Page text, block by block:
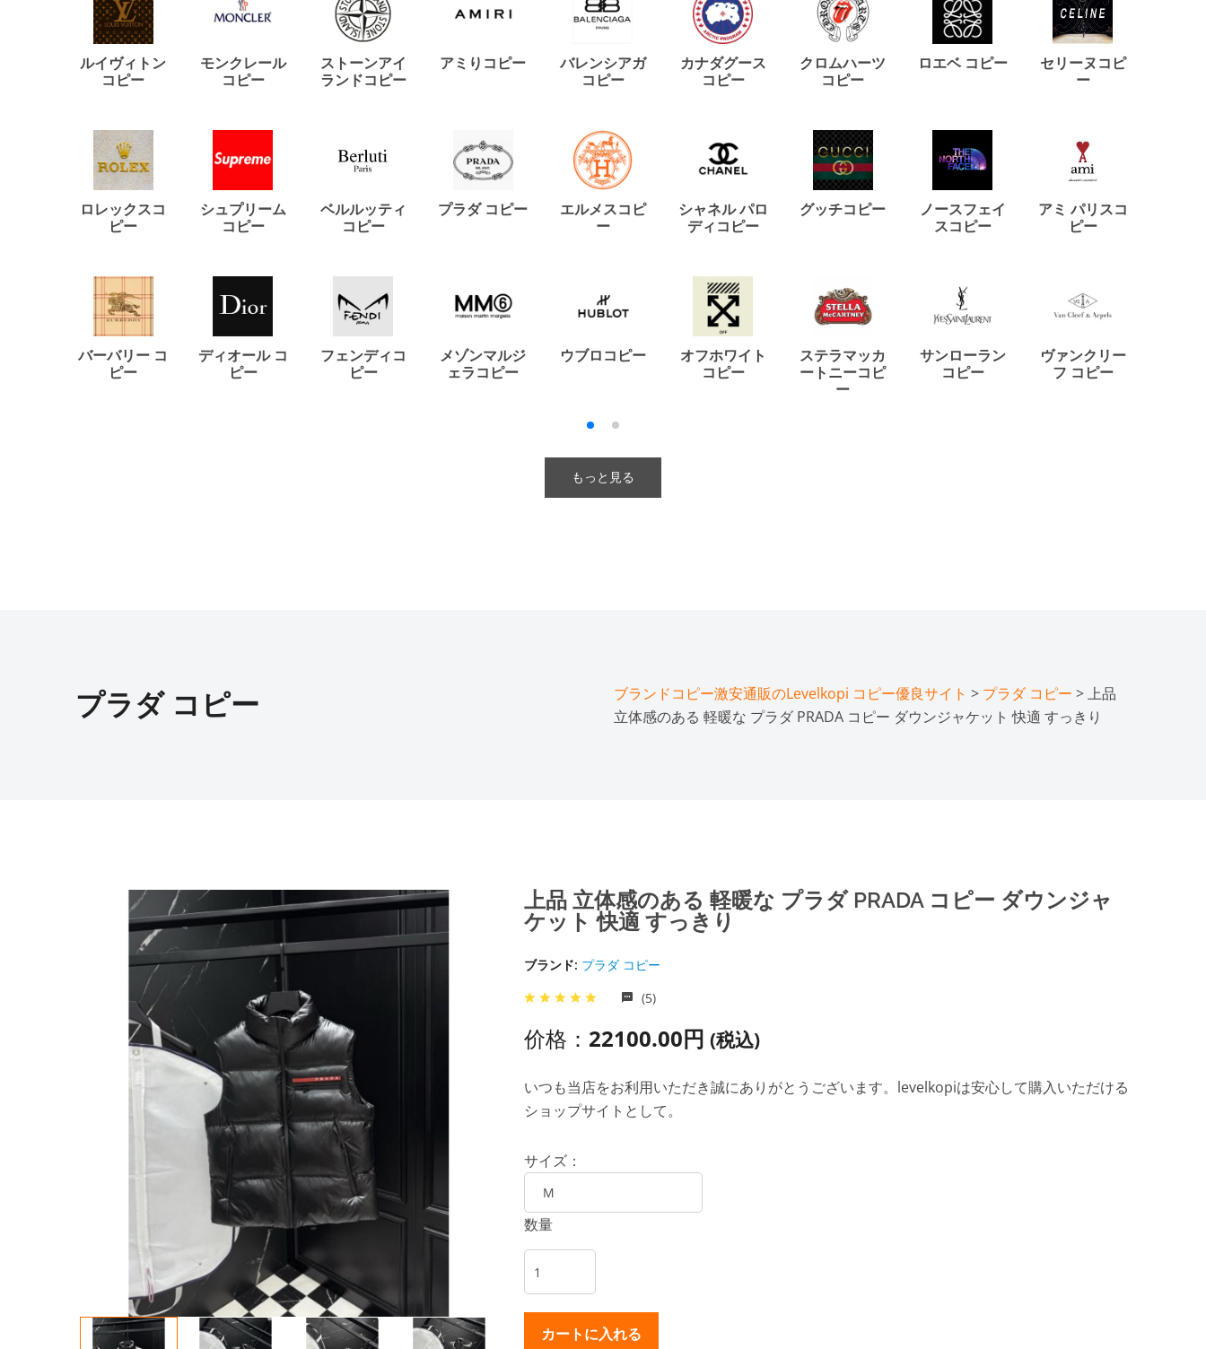
ルイヴィトン
コピー
モンクレール
コピー
ストーンアイ
ランドコピー
アミりコピー
バレンシアガ
コピー
カナダグース
コピー
クロムハーツ
コピー
ロエベ コピー
セリーヌコピ
ー
ロレックスコ
ピー
シュプリーム
コピー
ベルルッティ
コピー
プラダ コピー
エルメスコピ
ー
シャネル パロ
ディコピー
グッチコピー
ノースフェイ
スコピー
アミ パリスコ
ピー
バーバリー コ
ピー
ディオール コ
ピー
フェンディコ
ピー
メゾンマルジ
ェラコピー
ウブロコピー
オフホワイト
コピー
ステラマッカ
ートニーコピ
ー
サンローラン
コピー
ヴァンクリー
フ コピー
もっと見る
プラダ コピー ブランドコピー激安通販のLevelkopi コピー優良サイト > プラダ コピー > 上品
立体感のある 軽暖な プラダ PRADA コピー ダウンジャケット 快適 すっきり
上品 立体感のある 軽暖な プラダ PRADA コピー ダウンジャ
ケット 快適 すっきり
ブランド: プラダ コピー
(5)
价格： 22100.00円 (税込)
いつも当店をお利用いただき誠にありがとうございます。levelkopiは安心して購入いただける
ショップサイトとして。
サイズ：
数量